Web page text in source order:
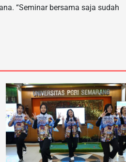
“Seminar bersama saja sudah